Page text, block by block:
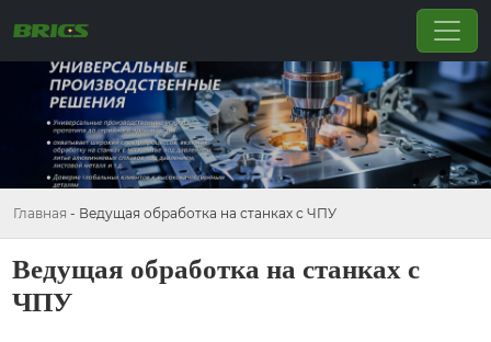
Главная - Ведущая обработка на станках с ЧПУ
Ведущая обработка на станках с
ЧПУ